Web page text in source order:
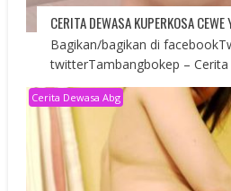
CERITA DEWASA KUPERKOSA CEWE
Bagikan/bagikan di
twitterTambangbokep – Cerita
Cerita Dewasa Abg